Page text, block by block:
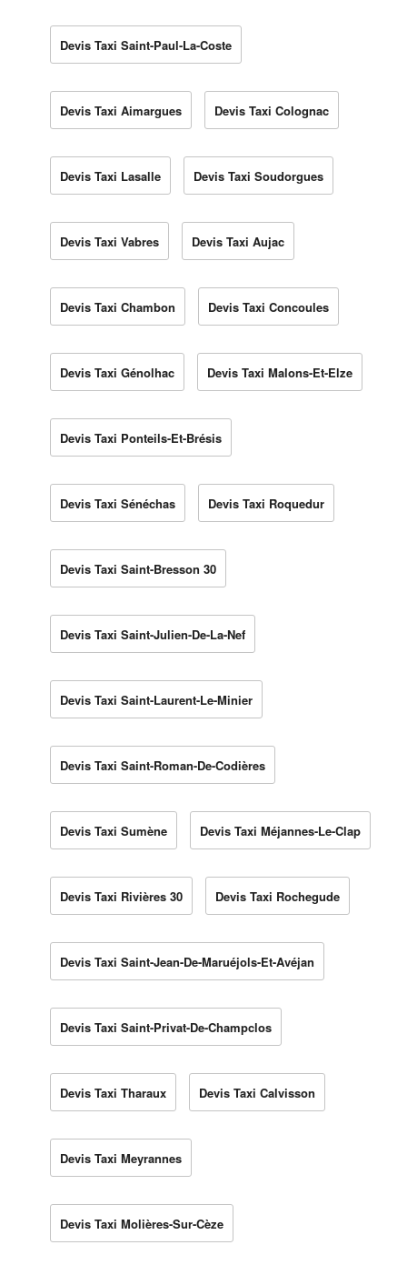
Devis Taxi Saint-Paul-La-Coste
Devis Taxi Aimargues Devis Taxi Colognac
Devis Taxi Lasalle Devis Taxi Soudorgues
Devis Taxi Vabres Devis Taxi Aujac
Devis Taxi Chambon Devis Taxi Concoules
Devis Taxi Génolhac Devis Taxi Malons-Et-Elze
Devis Taxi Ponteils-Et-Brésis
Devis Taxi Sénéchas Devis Taxi Roquedur
Devis Taxi Saint-Bresson 30
Devis Taxi Saint-Julien-De-La-Nef
Devis Taxi Saint-Laurent-Le-Minier
Devis Taxi Saint-Roman-De-Codières
Devis Taxi Sumène Devis Taxi Méjannes-Le-Clap
Devis Taxi Rivières 30 Devis Taxi Rochegude
Devis Taxi Saint-Jean-De-Maruéjols-Et-Avéjan
Devis Taxi Saint-Privat-De-Champclos
Devis Taxi Tharaux Devis Taxi Calvisson
Devis Taxi Meyrannes
Devis Taxi Molières-Sur-Cèze